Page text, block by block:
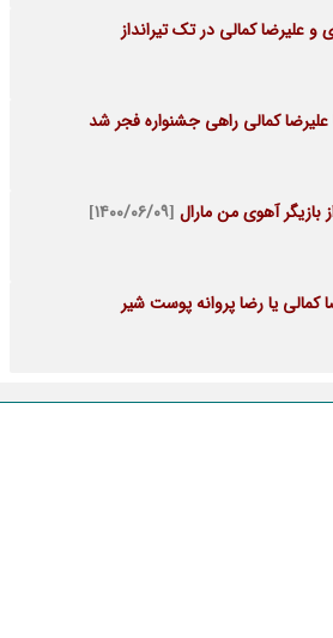
و علیرضا کمالی در تک تیرانداز
علیرضا کمالی راهی جشنواره فجر شد
بازیگر آهوی من مارال [۱۴۰۰/۰۶/۰۹]
کمالی یا رضا پروانه پوست شیر